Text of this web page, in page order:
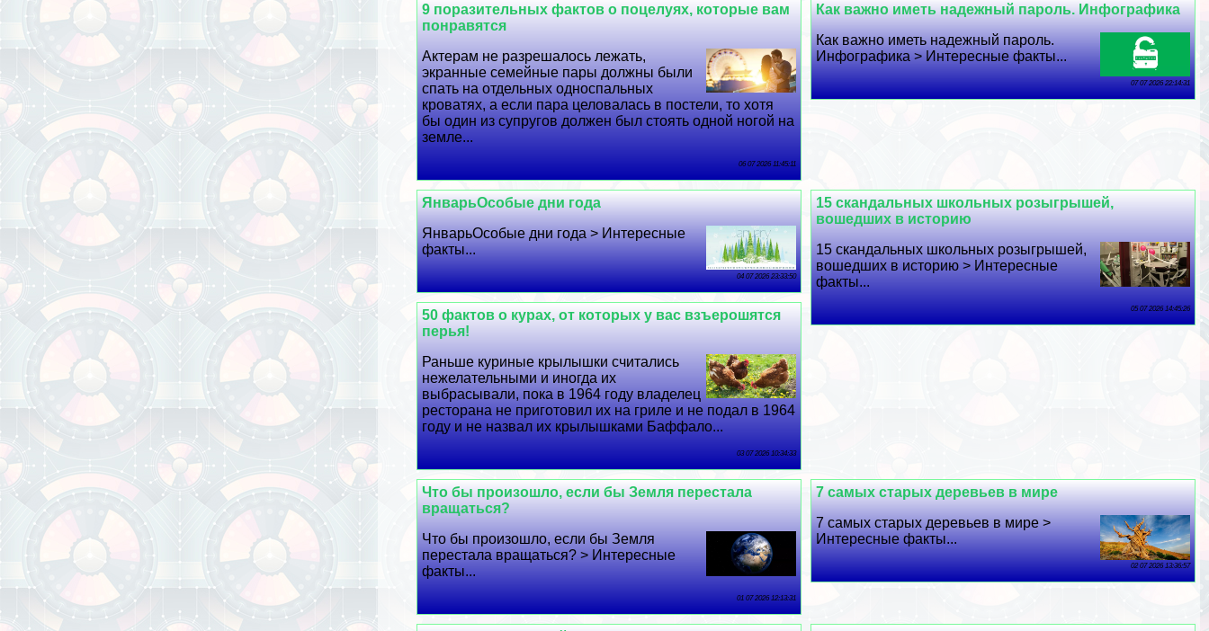
Как важно иметь надежный пароль. Инфографика
Как важно иметь надежный пароль.
Инфографика > Интересные факты...
07 07 2026 22:14:31
9 поразительных фактов о поцелуях, которые вам
понравятся
Актерам не разрешалось лежать,
экранные семейные пары должны были
спать на отдельных односпальных
кроватях, а если пара целовалась в постели, то хотя
бы один из супругов должен был стоять одной ногой на
земле...
06 07 2026 11:45:11
15 скандальных школьных розыгрышей,
вошедших в историю
15 скандальных школьных розыгрышей,
вошедших в историю > Интересные
факты...
05 07 2026 14:45:26
ЯнварьОсобые дни года
ЯнварьОсобые дни года > Интересные
факты...
04 07 2026 23:33:50
50 фактов о курах, от которых у вас взъерошятся
перья!
Раньше куриные крылышки считались
нежелательными и иногда их
выбрасывали, пока в 1964 году владелец
ресторана не приготовил их на гриле и не подал в 1964
году и не назвал их крылышками Баффало...
03 07 2026 10:34:33
7 самых старых деревьев в мире
7 самых старых деревьев в мире >
Интересные факты...
02 07 2026 13:36:57
Что бы произошло, если бы Земля перестала
вращаться?
Что бы произошло, если бы Земля
перестала вращаться? > Интересные
факты...
01 07 2026 12:13:31